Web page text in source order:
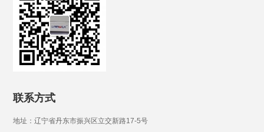
联系方式
地址：辽宁省丹东市振兴区立交新路17-5号